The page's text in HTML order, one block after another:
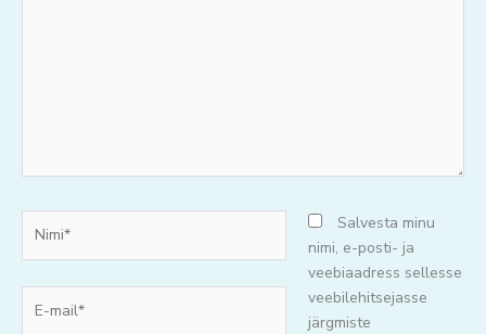
mail*
Salvesta minu
nimi, e-posti- ja
veebiaadress sellesse
veebilehitsejasse
järgmiste